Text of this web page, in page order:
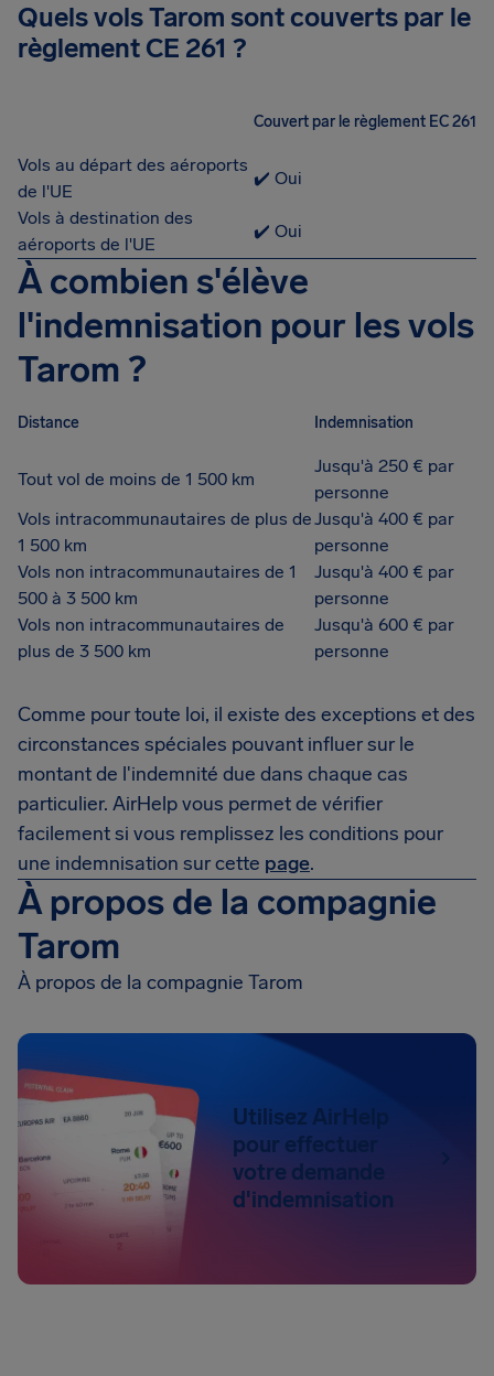
Quels vols Tarom sont couverts par le
règlement CE 261 ?
Couvert par le règlement EC 261
Vols au départ des aéroports
de l'UE
✔️ Oui
Vols à destination des
aéroports de l'UE
✔️ Oui
À combien s'élève
l'indemnisation pour les vols
Tarom ?
Distance Indemnisation
Tout vol de moins de 1 500 km
Jusqu'à 250 € par
personne
Vols intracommunautaires de plus de
1 500 km
Jusqu'à 400 € par
personne
Vols non intracommunautaires de 1
500 à 3 500 km
Jusqu'à 400 € par
personne
Vols non intracommunautaires de
plus de 3 500 km
Jusqu'à 600 € par
personne
Comme pour toute loi, il existe des exceptions et des
circonstances spéciales pouvant influer sur le
montant de l'indemnité due dans chaque cas
particulier. AirHelp vous permet de vérifier
facilement si vous remplissez les conditions pour
une indemnisation sur cette page.
À propos de la compagnie
Tarom
À propos de la compagnie Tarom
Utilisez AirHelp
pour effectuer
votre demande
d'indemnisation